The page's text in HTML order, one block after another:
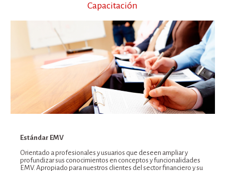
Capacitación
Estándar EMV
Orientado a profesionales y usuarios que deseen ampliar y
profundizar sus conocimientos en conceptos y funcionalidades
EMV. Apropiado para nuestros clientes del sector financiero y su